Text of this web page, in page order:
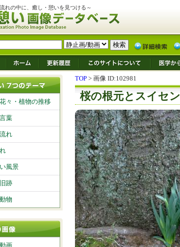
れの中に、癒し・憩いを見つける～
TOP > 画像 ID:102981
桜の根元とスイセン
々・植物の推移
葉
れ
風景
跡
物
画